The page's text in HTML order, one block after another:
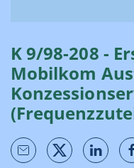
K 9/98-208 -
Mobilkom